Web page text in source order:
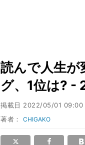
読んで人生
グ、1位は? -
掲載日 2022/05/01 09:00
著者：CHIGAKO